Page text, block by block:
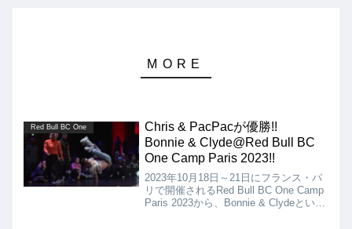
Red Bull BC One
Chris & PacPacが優勝!!
Bonnie & Clyde@Red Bull BC
One Camp Paris 2023!!
2023年10月18日～21日にフランス・パ
リで開催されるRed Bull BC One Camp
Paris 2023から、Bonnie & Clydeという